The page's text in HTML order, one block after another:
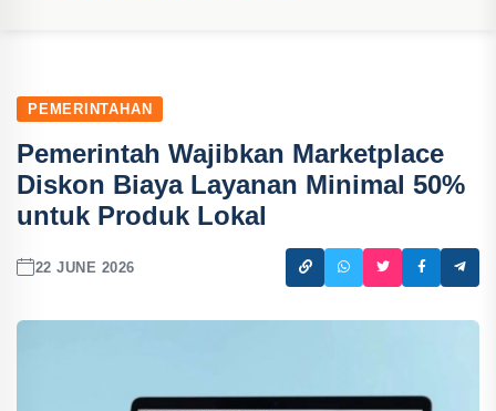
PEMERINTAHAN
Pemerintah Wajibkan Marketplace
Diskon Biaya Layanan Minimal 50%
untuk Produk Lokal
22 JUNE 2026